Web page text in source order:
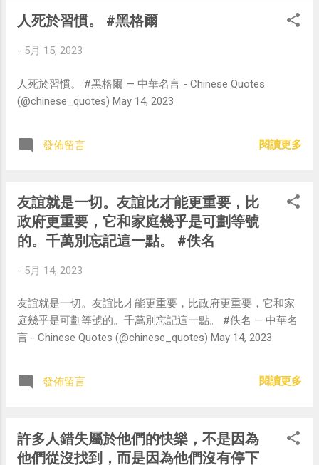
人死於習慣。 #黑格爾
- 5月 15, 2023
人死於習慣。 #黑格爾 — 中華名言 - Chinese Quotes
(@chinese_quotes) May 14, 2023
發佈留言 閱讀更多
友誼就是一切。友誼比才能更重要，比
政府更重要，它和家庭幾乎是可劃等號
的。千萬別忘記這一點。 #佚名
- 5月 14, 2023
友誼就是一切。友誼比才能更重要，比政府更重要，它和家
庭幾乎是可劃等號的。千萬別忘記這一點。 #佚名 — 中華名
言 - Chinese Quotes (@chinese_quotes) May 14, 2023
發佈留言 閱讀更多
許多人錯失屬於他們的快樂，不是因為
他們從沒找到，而是因為他們沒有停下